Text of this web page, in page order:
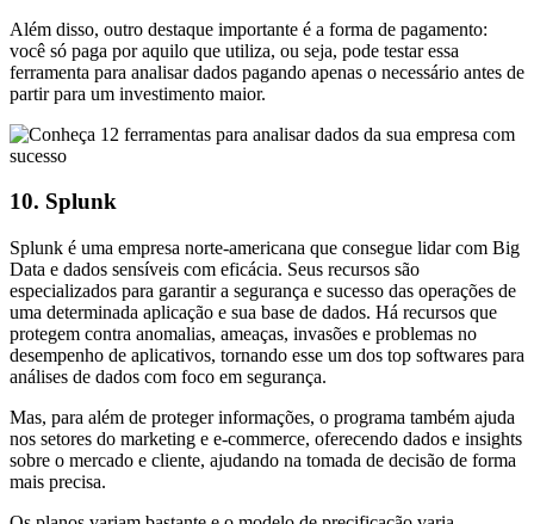
Além disso, outro destaque importante é a forma de pagamento:
você só paga por aquilo que utiliza, ou seja, pode testar essa
ferramenta para analisar dados pagando apenas o necessário antes de
partir para um investimento maior.
10. Splunk
Splunk é uma empresa norte-americana que consegue lidar com Big
Data e dados sensíveis com eficácia. Seus recursos são
especializados para garantir a segurança e sucesso das operações de
uma determinada aplicação e sua base de dados. Há recursos que
protegem contra anomalias, ameaças, invasões e problemas no
desempenho de aplicativos, tornando esse um dos top softwares para
análises de dados com foco em segurança.
Mas, para além de proteger informações, o programa também ajuda
nos setores do marketing e e-commerce, oferecendo dados e insights
sobre o mercado e cliente, ajudando na tomada de decisão de forma
mais precisa.